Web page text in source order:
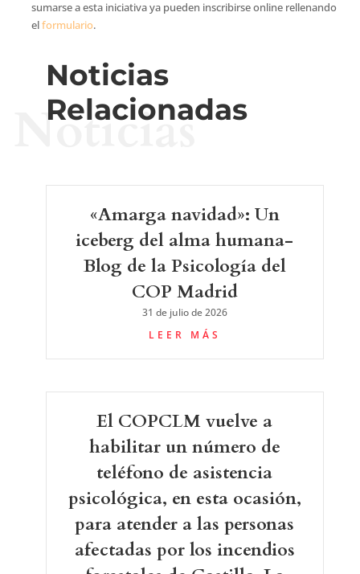
sumarse a esta iniciativa ya pueden inscribirse online rellenando
elformulario.
Noticias
Relacionadas
Noticias
«Amarga navidad»: Un
iceberg del alma humana-
Blog de la Psicología del
COP Madrid
31 de julio de 2026
LEER MÁS
El COPCLM vuelve a
habilitar un número de
teléfono de asistencia
psicológica, en esta ocasión,
para atender a las personas
afectadas por los incendios